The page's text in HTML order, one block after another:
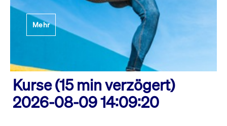
Mehr
Kurse (15 min verzögert)
2026-08-09 14:09:20